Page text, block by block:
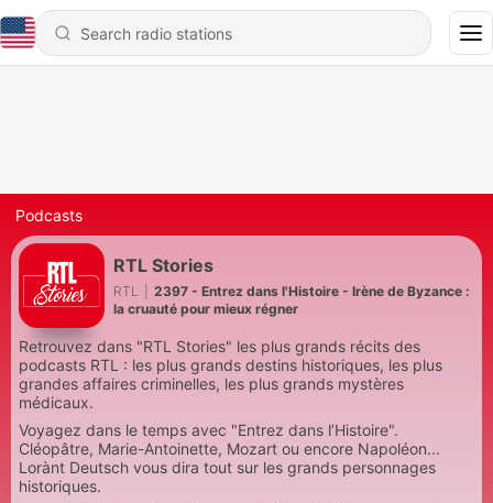
Podcasts
RTL Stories
RTL
2397 - Entrez dans l'Histoire - Irène de Byzance :
la cruauté pour mieux régner
Retrouvez dans "RTL Stories" les plus grands récits des
podcasts RTL : les plus grands destins historiques, les plus
grandes affaires criminelles, les plus grands mystères
médicaux.
Voyagez dans le temps avec "Entrez dans l’Histoire".
Cléopâtre, Marie-Antoinette, Mozart ou encore Napoléon...
Lorànt Deutsch vous dira tout sur les grands personnages
historiques.